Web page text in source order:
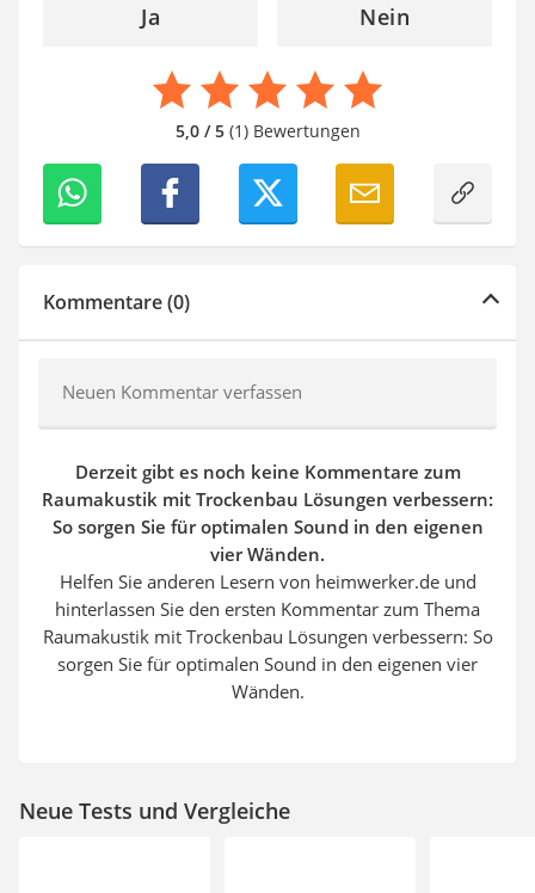
Ja Nein
5,0 / 5(1) Bewertungen
Kommentare (0)
Neuen Kommentar verfassen
Derzeit gibt es noch keine Kommentare zum
Raumakustik mit Trockenbau Lösungen verbessern:
So sorgen Sie für optimalen Sound in den eigenen
vier Wänden.
Helfen Sie anderen Lesern von heimwerker.de und
hinterlassen Sie den ersten Kommentar zum Thema
Raumakustik mit Trockenbau Lösungen verbessern: So
sorgen Sie für optimalen Sound in den eigenen vier
Wänden.
Neue Tests und Vergleiche